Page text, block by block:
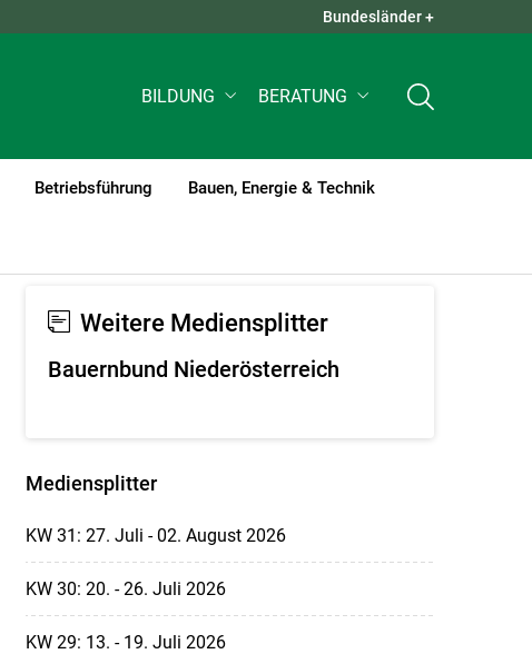
QUICK LINKS +
Bundesländer +
BILDUNG BERATUNG
Betriebsführung Bauen, Energie & Technik
Weitere Mediensplitter
Bauernbund Niederösterreich
Mediensplitter
KW 31: 27. Juli - 02. August 2026
KW 30: 20. - 26. Juli 2026
KW 29: 13. - 19. Juli 2026